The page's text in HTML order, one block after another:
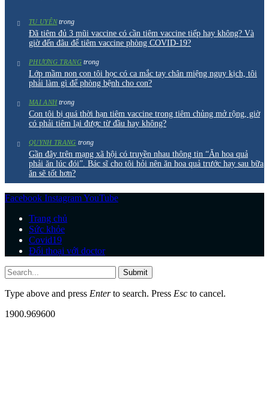
TU UYÊNtrong
Đã tiêm đủ 3 mũi vaccine có cần tiêm vaccine tiếp hay không? Và
giờ đến đâu để tiêm vaccine phòng COVID-19?
PHƯƠNG TRANGtrong
Lớp mầm non con tôi học có ca mắc tay chân miệng nguy kịch, tôi
phải làm gì để phòng bệnh cho con?
MAI ANH trong
Con tôi bị quá thời hạn tiêm vaccine trong tiêm chủng mở rộng, giờ
có phải tiêm lại được từ đầu hay không?
QUYNH TRANG trong
Gần đây trên mạng xã hội có truyền nhau thông tin “Ăn hoa quả
phải ăn lúc đói”. Bác sĩ cho tôi hỏi nên ăn hoa quả trước hay sau bữa
ăn sẽ tốt hơn?
Facebook InstagramYouTube
Trang chủ
Sức khỏe
Covid19
Đối thoại với doctor
Submit
Type above and press Enterto search. Press Esc to cancel.
1900.969600